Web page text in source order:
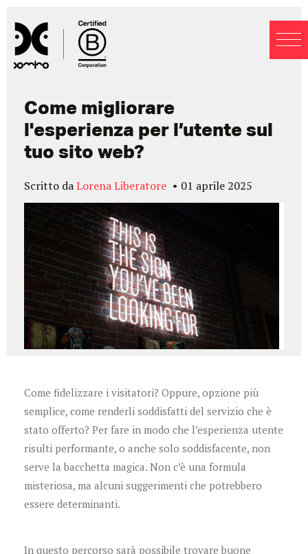
Blog
Come migliorare
l'esperienza per l’utente sul
tuo sito web?
Scritto daLorena Liberatore 01 aprile 2025
Come fidelizzare i visitatori? Oppure, opzione più
semplice, come renderli soddisfatti del servizio che è
stato offerto? Per fare in modo che l’esperienza utente
risulti performante, o anche solo soddisfacente, non
serve la bacchetta magica. Non c’è una formula
misteriosa, ma alcuni suggerimenti che potrebbero
essere determinanti.
In questo percorso sarà possibile trovare buone